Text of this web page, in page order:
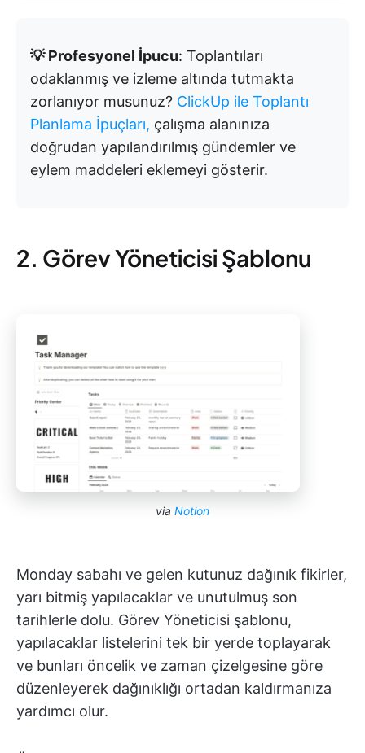
💡 Profesyonel İpucu: Toplantıları
odaklanmış ve izleme altında tutmakta
zorlanıyor musunuz? ClickUp ile Toplantı
Planlama İpuçları, çalışma alanınıza
doğrudan yapılandırılmış gündemler ve
eylem maddeleri eklemeyi gösterir.
2. Görev Yöneticisi Şablonu
via Notion
Monday sabahı ve gelen kutunuz dağınık fikirler,
yarı bitmiş yapılacaklar ve unutulmuş son
tarihlerle dolu. Görev Yöneticisi şablonu,
yapılacaklar listelerini tek bir yerde toplayarak
ve bunları öncelik ve zaman çizelgesine göre
düzenleyerek dağınıklığı ortadan kaldırmanıza
yardımcı olur.